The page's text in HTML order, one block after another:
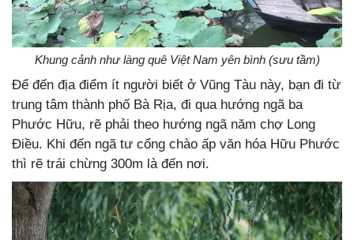
Khung cảnh như làng quê Việt Nam yên bình (sưu tầm)
Để đến địa điểm ít người biết ở Vũng Tàu này, bạn đi từ
trung tâm thành phố Bà Rịa, đi qua hướng ngã ba
Phước Hữu, rẽ phải theo hướng ngã năm chợ Long
Điều. Khi đến ngã tư cổng chào ấp văn hóa Hữu Phước
thì rẽ trái chừng 300m là đến nơi.